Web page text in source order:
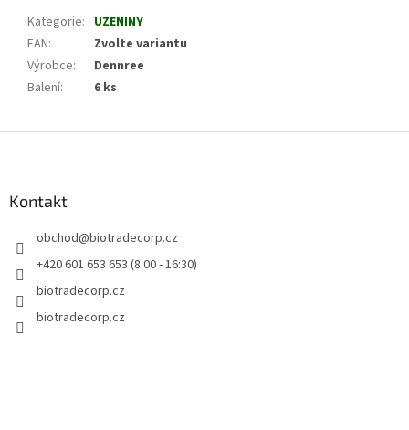
Kategorie: UZENINY
EAN:
Zvolte variantu
Výrobce:
Dennree
Balení: 6 ks
Kontakt
obchod@biotradecorp.cz
+420 601 653 653 (8:00 - 16:30)
biotradecorp.cz
biotradecorp.cz